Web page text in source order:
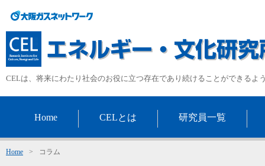
CELは、将来にわたり社会のお役に立つ存在であり続けることができるよ
Home CELとは 研究員一覧
Home > コラム